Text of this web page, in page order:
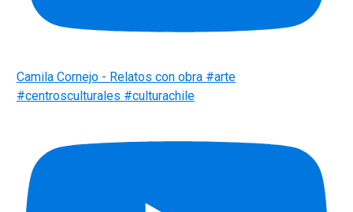
Camila Cornejo - Relatos con obra #arte
#centrosculturales #culturachile